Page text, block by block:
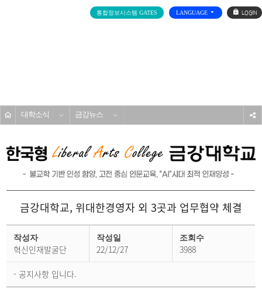
통합정보시스템 GATES LANGUAGE
로
그
대학소식 금강뉴스
금
이
금강대학교, 위대한경영자 외 3곳과 업무협약 체결
작성자
혁신인재발굴단
작성일
22/12/27
조회수
3988
- 공지사항 입니다.